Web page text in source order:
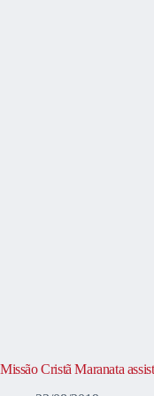
Missão Cristã Maranata